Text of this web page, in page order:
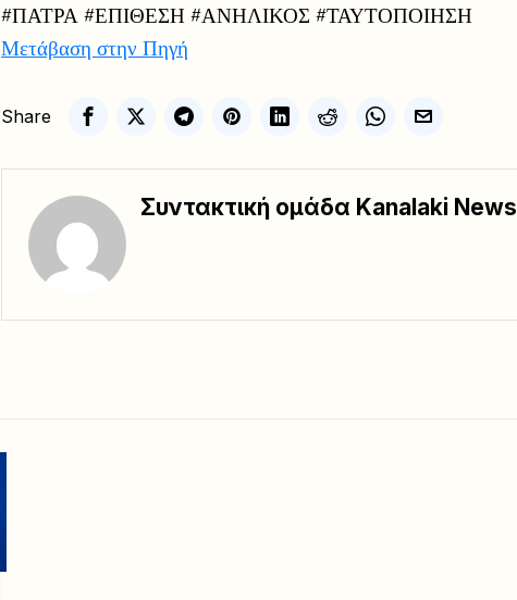
#ΠΑΤΡΑ #ΕΠΙΘΕΣΗ #ΑΝΗΛΙΚΟΣ #ΤΑΥΤΟΠΟΙΗΣΗ
Μετάβαση στην Πηγή
Share
Συντακτική ομάδα Kanalaki News